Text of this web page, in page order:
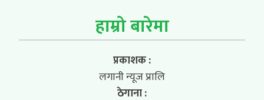
हाम्रो बारेमा
प्रकाशक :
लगानी न्यूज प्रालि
ठेगाना :